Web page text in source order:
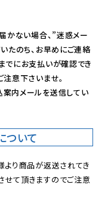
かない場合、”迷惑メー
たのち、お早めにご連絡
でにお支払いが確認でき
意下さいませ。
内メールを送信してい
ついて
り商品が返送されてき
て頂きますのでご注意